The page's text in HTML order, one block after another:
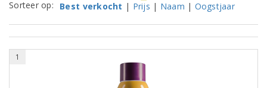
Sorteer op:
Best verkocht | Prijs | Naam | Oogstjaar
1